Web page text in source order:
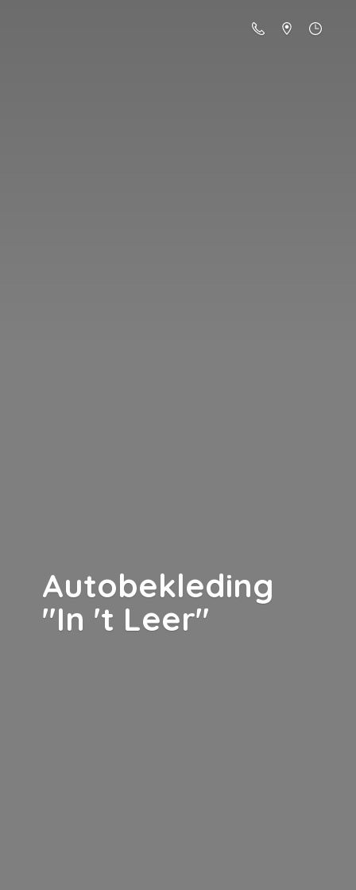
Autobekleding
"In 't Leer"